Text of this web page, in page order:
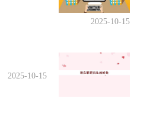
2025-10-15
2025-10-15